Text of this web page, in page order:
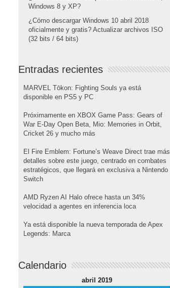
Windows 8 y XP?
¿Cómo descargar Windows 10 abril 2018
oficialmente y gratis? Actualizar archivos ISO
(32 bits / 64 bits)
Entradas recientes
MARVEL Tōkon: Fighting Souls ya está
disponible en PS5 y PC
Próximamente en XBOX Game Pass: Gears of
War E-Day Open Beta, Mio: Memories in Orbit,
Cricket 26 y mucho más
El Fire Emblem: Fortune’s Weave Direct trae más
detalles sobre este juego, centrado en combates
estratégicos, que llegará en exclusiva a Nintendo
Switch
AMD Ryzen AI Halo ofrece hasta un 34%
velocidad a agentes en inferencia loca
Ya está disponible la nueva temporada de Apex
Legends: Marca
Calendario
abril 2019